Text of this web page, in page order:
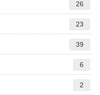
26
23
39
6
2